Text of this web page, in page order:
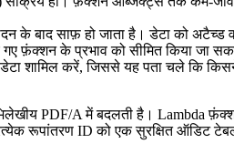
के बाद साफ़ हो जाता है। डेटा को अटैच्ड
फ़ंक्शन के प्रभाव को सीमित किया जा
शामिल करें, जिससे यह पता चले कि
PDF/A में बदलती है।
रूपांतरण ID को एक सुरक्षित ऑडिट